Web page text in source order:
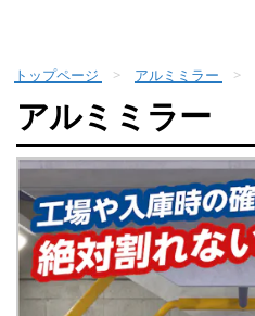
トップページ アルミミラー
アルミミラー